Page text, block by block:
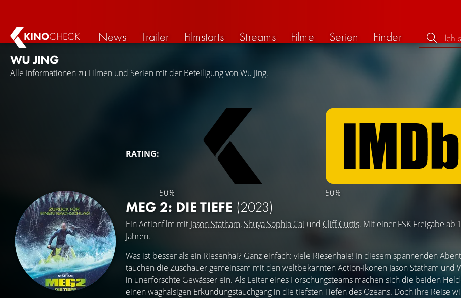
KINOCHECK News Trailer Filmstarts Streams Filme Serien
Finder
WU JING
Alle Informationen zu Filmen und Serien mit der Beteiligung von Wu Jing.
RATING:
50% 50%
MEG 2: DIE TIEFE (2023)
Ein Actionfilm mit Jason Statham, Shuya Sophia Cai und Cliff Curtis. Mit einer FSK-Freigabe ab
Jahren.
Was ist besser als ein Riesenhai? Ganz einfach: viele Riesenhaie! In diesem spannenden
tauchen die Zuschauer gemeinsam mit den weltbekannten Action-Ikonen Jason Statham und
in unerforschte Gewässer ein. Als Leiter eines Forschungsteams machen sich die beiden
einen waghalsigen Erkundungstauchgang in die tiefsten Tiefen des Ozeans. Doch ihre Reise